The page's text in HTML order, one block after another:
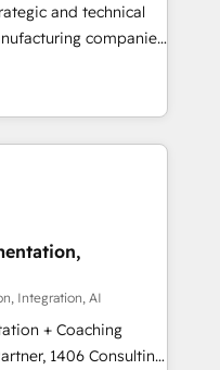
行支援：Salesforce・
カスタム設計、履歴
対応：ChatGPT・
認定 ✓ HubSpotアワ
/
の導入実績 ✓
らお気軽にお問い合わ
and technical
companies
in delivering
by leveraging
fuel success.
Marketing -
CMS Website
transparent,
Integration, AI
+ Coaching